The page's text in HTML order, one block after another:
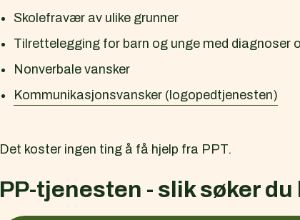
Skolefravær av ulike grunner
Tilrettelegging for barn og unge med diagnoser
Nonverbale vansker
Kommunikasjonsvansker (logopedtjenesten)
Det koster ingen ting å få hjelp fra PPT.
PP-tjenesten - slik søker du